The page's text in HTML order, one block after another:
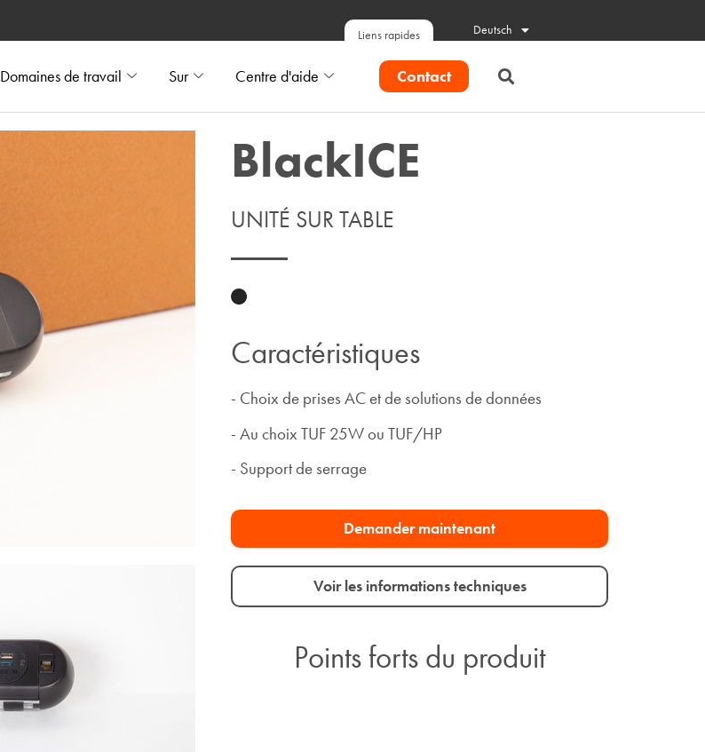
Liens rapides Deutsch
Domaines de travail Sur Centre d'aide Contact
BlackICE
UNITÉ SUR TABLE
Caractéristiques
- Choix de prises AC et de solutions de données
- Au choix TUF 25W ou TUF/HP
- Support de serrage
Demander maintenant
Voir les informations techniques
Points forts du produit